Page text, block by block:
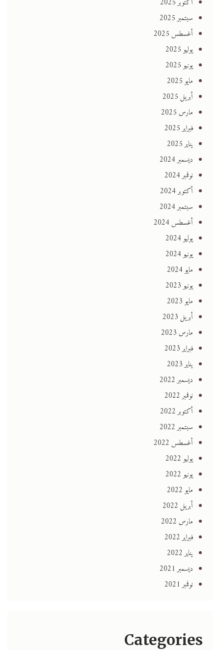
أكتوبر 2025
سبتمبر 2025
أغسطس 2025
يوليو 2025
يونيو 2025
مايو 2025
أبريل 2025
مارس 2025
فبراير 2025
يناير 2025
ديسمبر 2024
نوفمبر 2024
أكتوبر 2024
سبتمبر 2024
أغسطس 2024
يوليو 2024
يونيو 2024
مايو 2024
يونيو 2023
مايو 2023
أبريل 2023
مارس 2023
فبراير 2023
يناير 2023
ديسمبر 2022
نوفمبر 2022
أكتوبر 2022
سبتمبر 2022
أغسطس 2022
يوليو 2022
يونيو 2022
مايو 2022
أبريل 2022
مارس 2022
فبراير 2022
يناير 2022
ديسمبر 2021
نوفمبر 2021
Categories